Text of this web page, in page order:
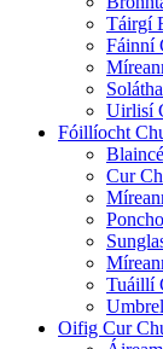
Táirgí
Fáinní
Uirlisí
Fóillíocht
Cur
Tuáillí
Oifig Cur